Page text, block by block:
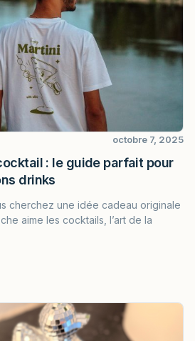
octobre 7, 2025
: le guide parfait pour
drinks
cherchez une idée cadeau originale
aime les cocktails, l’art de la